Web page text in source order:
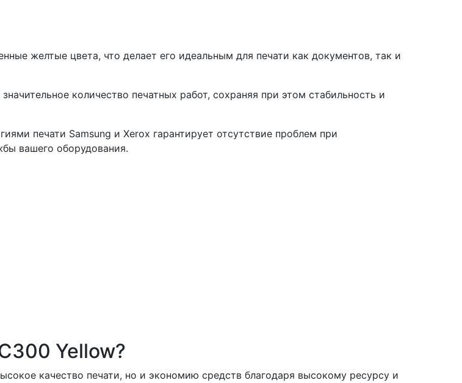
желтые цвета, что делает его идеальным для печати как документов, так и
количество печатных работ, сохраняя при этом стабильность и
печати Samsung и Xerox гарантирует отсутствие проблем при
вашего оборудования.
Yellow?
качество печати, но и экономию средств благодаря высокому ресурсу и